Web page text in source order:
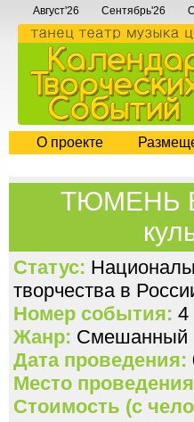
Август'26 Сентябрь'26
О проекте
ТЮМЕНЬ
Статус:
творчества в
Номер события: 4
Жанр: Смешанный
Дата проведения:
Место
Стоимость (с